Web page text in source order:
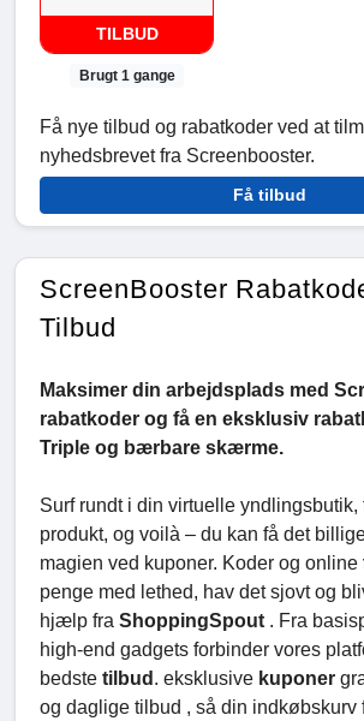
TILBUD
Brugt 1 gange
Få nye tilbud og rabatkoder ved at
nyhedsbrevet fra Screenbooster.
Få tilbud
ScreenBooster
Tilbud
Maksimer din arbejdsplads med
rabatkoder og få en eksklusiv
Triple og bærbare skærme.
Surf rundt i din virtuelle
produkt, og voilà – du kan få det
magien ved kuponer. Koder og online
penge med lethed, hav det sjovt og
hjælp fra ShoppingSpout . Fra
high-end gadgets forbinder vores
bedste tilbud . eksklusive kuponer
og daglige tilbud , så din indkøbskurv